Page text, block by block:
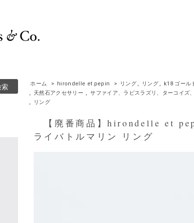
ホーム > hirondelle et pepin > リング , リング ,
k18 ゴール
,
天然石アクセサリー , サファイア、ラピスラズリ、ターコイズ
,
リング
【廃番商品】hirondelle et
ライバトルマリン リング